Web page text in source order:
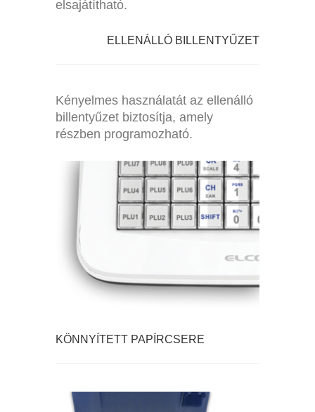
elsajátítható.
ELLENÁLLÓ BILLENTYŰZET
Kényelmes használatát az ellenálló
billentyűzet biztosítja, amely
részben programozható.
EURO 150 BILLENTYŰZET
KÖNNYÍTETT PAPÍRCSERE